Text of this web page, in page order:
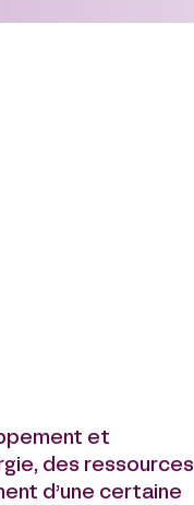
et
des ressources
d’une certaine